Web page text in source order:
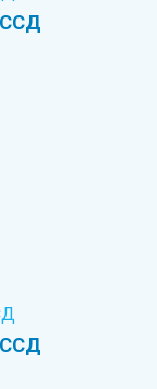
ССД
ССД